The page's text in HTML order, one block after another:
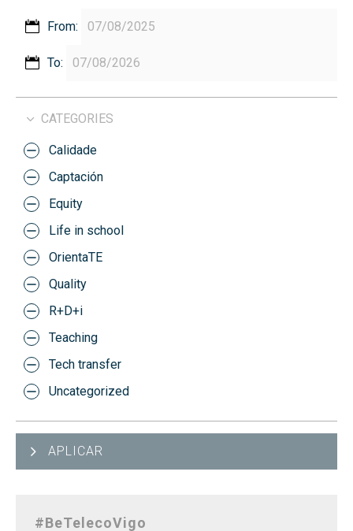
From:
To:
CATEGORIES
Calidade
Captación
Equity
Life in school
OrientaTE
Quality
R+D+i
Teaching
Tech transfer
Uncategorized
APLICAR
#BeTelecoVigo